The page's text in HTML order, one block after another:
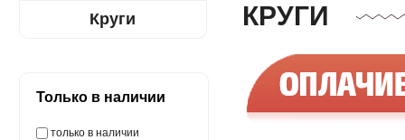
Круги
Только в наличии
только в наличии
КРУГИ